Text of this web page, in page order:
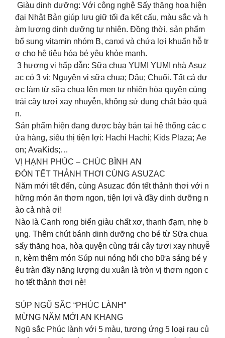
Giàu dinh dưỡng: Với công nghệ Sấy thăng hoa hiện
đại Nhật Bản giúp lưu giữ tối đa kết cấu, màu sắc và h
àm lượng dinh dưỡng tự nhiên. Đồng thời, sản phẩm
bổ sung vitamin nhóm B, canxi và chứa lợi khuẩn hỗ tr
ợ cho hệ tiêu hóa bé yêu khỏe mạnh.
3 hương vị hấp dẫn: Sữa chua YUMI YUMI nhà Asuz
ac có 3 vị: Nguyên vị sữa chua; Dâu; Chuối. Tất cả đư
ợc làm từ sữa chua lên men tự nhiên hòa quyện cùng
trái cây tươi xay nhuyễn, không sử dụng chất bảo quả
n.
Sản phẩm hiện đang được bày bán tại hệ thống các c
ửa hàng, siêu thị tiện lợi: Hachi Hachi; Kids Plaza; Ae
on; AvaKids;…
VỊ HẠNH PHÚC – CHÚC BÌNH AN
ĐÓN TẾT THẢNH THƠI CÙNG ASUZAC
Năm mới tết đến, cùng Asuzac đón tết thảnh thơi với n
hững món ăn thơm ngon, tiện lợi và đầy dinh dưỡng n
ào cả nhà ơi!
Nào là Canh rong biển giàu chất xơ, thanh đạm, nhẹ b
ụng. Thêm chút bánh dinh dưỡng cho bé từ Sữa chua
sấy thăng hoa, hòa quyện cùng trái cây tươi xay nhuyễ
n, kèm thêm món Súp nui nóng hổi cho bữa sáng bé y
êu tràn đầy năng lượng du xuân là tròn vị thơm ngon c
ho tết thảnh thơi nè!
SÚP NGŨ SẮC “PHÚC LÀNH”
MỪNG NĂM MỚI AN KHANG
Ngũ sắc Phúc lành với 5 màu, tương ứng 5 loại rau củ